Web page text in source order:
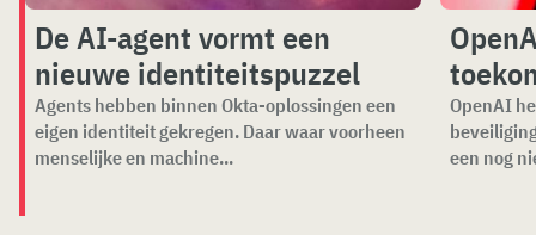
De AI-agent vormt een
nieuwe identiteitspuzzel
Agents hebben binnen Okta-oplossingen een
eigen identiteit gekregen. Daar waar voorheen
menselijke en machine...
OpenAI
een nog